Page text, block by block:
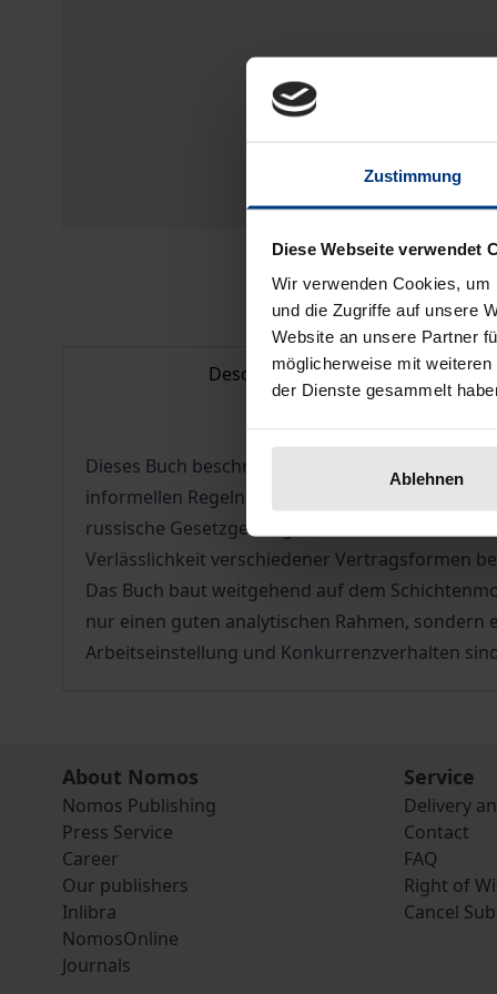
Zustimmung
Diese Webseite verwendet
Wir verwenden Cookies,
und die Zugriffe auf unsere
Website an unsere Partner
möglicherweise mit
der Dienste gesammelt
Ablehnen
Description
Dieses Buch beschreibt, welche Faktoren das
informellen Regeln und Verträgen geschenkt,
russische Gesetzgebung. So wurden in einer
Verlässlichkeit verschiedener Vertragsformen
Das Buch baut weitgehend auf dem
nur einen guten analytischen Rahmen,
Arbeitseinstellung und Konkurrenzverhalten
About Nomos
Nomos Publishing
Press Service
Career
Our publishers
Inlibra
NomosOnline
Journals
Service
Delivery
Contact
FAQ
Right of
Cancel